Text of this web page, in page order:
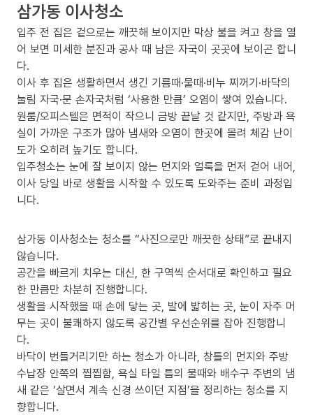
삼가동 이사청소
입주 전 집은 겉으로는 깨끗해 보이지만 막상 불을 켜고 창을 열
어 보면 미세한 분진과 공사 때 남은 자국이 곳곳에 보이곤 합니
다.
이사 후 집은 생활하면서 생긴 기름때·물때·비누 찌꺼기·바닥의
눌림 자국·문 손자국처럼 ‘사용한 만큼’ 오염이 쌓여 있습니다.
원룸/오피스텔은 면적이 작으니 금방 끝날 것 같지만, 주방과 욕
실이 가까운 구조가 많아 냄새와 오염이 한곳에 몰려 체감 난이
도가 오히려 높기도 합니다.
입주청소는 눈에 잘 보이지 않는 먼지와 얼룩을 먼저 걷어 내어,
이사 당일 바로 생활을 시작할 수 있도록 도와주는 준비 과정입
니다.
삼가동 이사청소는 청소를 “사진으로만 깨끗한 상태”로 끝내지
않습니다.
공간을 빠르게 치우는 대신, 한 구역씩 순서대로 확인하고 필요
한 만큼만 차분히 진행합니다.
생활을 시작했을 때 손에 닿는 곳, 발에 밟히는 곳, 눈이 자주 머
무는 곳이 불쾌하지 않도록 공간별 우선순위를 잡아 진행합니
다.
바닥이 번들거리기만 하는 청소가 아니라, 창틀의 먼지와 주방
수납장 안쪽의 찝찝함, 욕실 타일 틈의 물때와 배수구 주변의 냄
새 같은 ‘살면서 계속 신경 쓰이던 지점’을 정리하는 청소를 지
향합니다.